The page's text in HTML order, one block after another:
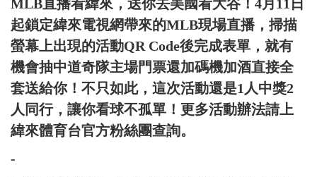
MLB直播看緯來，送你去美國看大谷！4月11日
起鎖定緯來電視網帶來的MLB現場直播，掃描
螢幕上出現的活動QR Code後完成表單，就有
機會抽中道奇隊主場門票還加碼機加酒直接全
套送給你！不只如此，這次活動還是1人中獎2
人同行，讓你看球不孤單！更多活動辦法請上
緯來體育台官方粉絲團查詢。
-